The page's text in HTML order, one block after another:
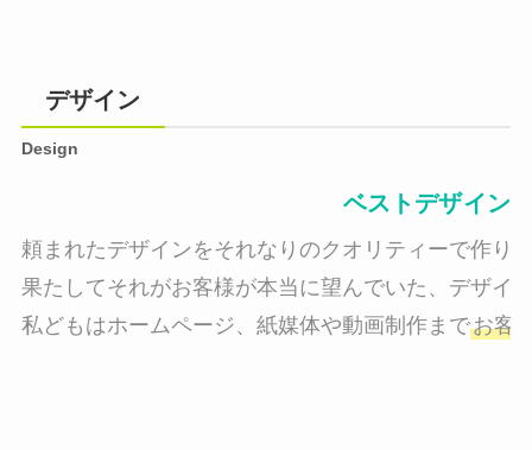
デザイン
Design
ベストデザイン
頼まれたデザインをそれなりのクオリティーで作り
果たしてそれがお客様が本当に望んでいた、デザイ
私どもはホームページ、紙媒体や動画制作までお客